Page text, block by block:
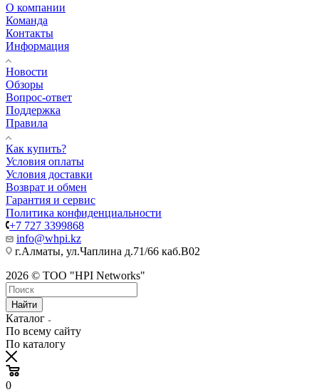
О компании
Команда
Контакты
Информация
Новости
Обзоры
Вопрос-ответ
Поддержка
Правила
Как купить?
Условия оплаты
Условия доставки
Возврат и обмен
Гарантия и сервис
Политика конфиденциальности
+7 727 3399868
info@whpi.kz
г.Алматы, ул.Чаплина д.71/66 каб.B02
2026 © ТОО "HPI Networks"
Найти
Каталог
По всему сайту
По каталогу
0